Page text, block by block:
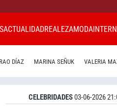
ACTUALIDADREALEZAMODA
DÍAZ MARINA SEÑUK VALERIA
CELEBRIDADES03-06-2026